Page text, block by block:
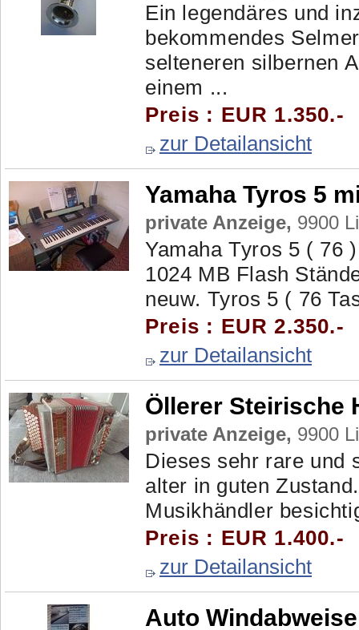
Ein legendäres und
bekommendes
selteneren silbernen
einem ...
Preis : EUR 1.350.-
zur Detailansicht
Yamaha Tyros 5
private Anzeige, 9900
Yamaha Tyros 5 ( 76
1024 MB Flash
neuw. Tyros 5 ( 76
Preis : EUR 2.350.-
zur Detailansicht
Öllerer Steirische
private Anzeige, 9900
Dieses sehr rare und
alter in guten
Musikhändler
Preis : EUR 1.400.-
zur Detailansicht
Auto